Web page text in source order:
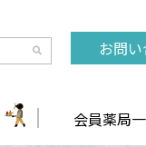
お問
会員薬局